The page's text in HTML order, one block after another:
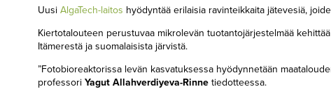
Uusi AlgaTech-laitos hyödyntää erilaisia ravinteikkaita jätevesiä,
Kiertotalouteen perustuvaa mikrolevän tuotantojärjestelmää
Itämerestä ja suomalaisista järvistä.
”Fotobioreaktorissa levän kasvatuksessa hyödynnetään
professori Yagut Allahverdiyeva-Rinnetiedotteessa.